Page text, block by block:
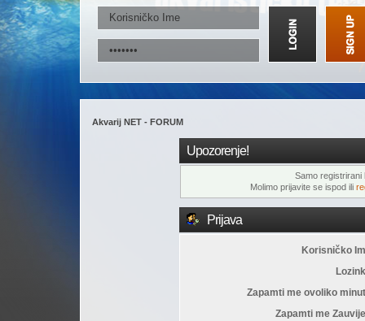
Akvarij NET - FORUM
Upozorenje!
Samo registrirani
Molimo prijavite se ispod ili
Prijava
Korisničko
Zapamti me ovoliko
Zapamti me